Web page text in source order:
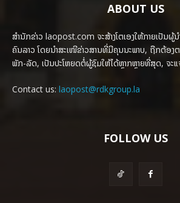
ABOUT US
ສຳນັກຂ່າວ laopost.com ຈະສ້າງໂຕເອງໃຫ້ກາຍເປັນຜູ້
ຄົນລາວ ໂດຍນຳສະເໜີຂ່າວສານທີ່ມີຄຸນນະພາບ, ຖືກຕ້ອງຕ
ພັກ-ລັດ, ເປັນປະໂຫຍດຕໍ່ຜູ້ຊົມໃຫ້ໄດ້ຫຼາກຫຼາຍທີ່ສຸດ, ຈະ
Contact us: laopost@rdkgroup.la
FOLLOW US